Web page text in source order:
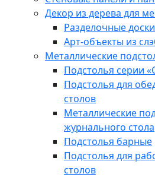
Декор из дерева для
Разделочные доски
Арт-объекты из
Металлические
Подстолья серии
Подстолья для
столов
Металлические
журнального стола
Подстолья барные
Подстолья для
столов